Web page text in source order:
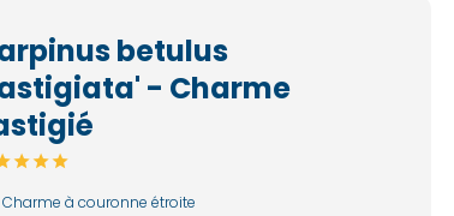
betulus
- Charme
Charme à couronne étroite